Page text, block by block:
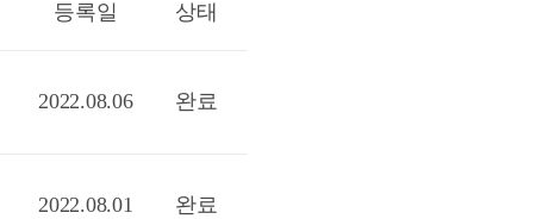
등록일 상태
2022.08.06 완료
2022.08.01 완료